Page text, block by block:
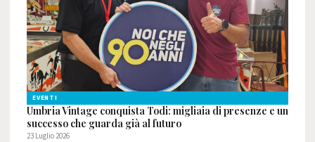
EVENTI
Umbria Vintage conquista Todi: migliaia di presenze e un
successo che guarda già al futuro
23 Luglio 2026